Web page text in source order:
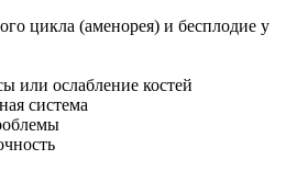
цикла (аменорея) и бесплодие у
или ослабление костей
система